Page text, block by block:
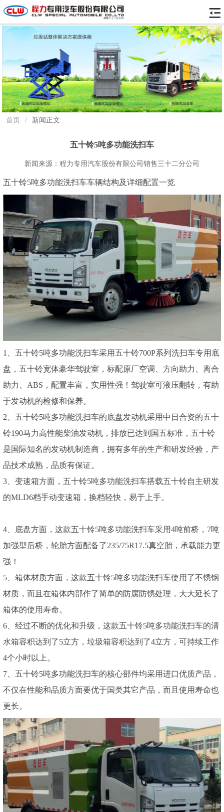
首页 / 新闻正文
五十铃5吨多功能洗扫车
新闻来源：程力专用汽车股份有限公司销售三十二分公司
五十铃5吨多功能洗扫车车辆结构及详细配置一览
1、五十铃5吨多功能洗扫车采用五十铃700P系列洗扫车专用底
盘，五十铃宽体豪华驾驶室，标配原厂空调、方向助力、离合
助力、ABS，配置丰富，实用性强！驾驶室可液压翻转，有助
于发动机的检修和保养。
2、五十铃5吨多功能洗扫车的底盘发动机采用中日合资的五十
铃190马力高性能柴油发动机，排放已达到国五标准，五十铃
是国际知名的发动机制造商，拥有多年的生产和研发经验，产
品技术成熟，品质有保证。
3、变速箱方面，五十铃5吨多功能洗扫车搭载五十铃自主研发
的MLD6档手动变速箱，换档轻快，易于上手。
4、底盘方面，这款五十铃5吨多功能洗扫车采用4吨前桥，7吨
加强型后桥，轮胎方面配备了235/75R17.5真空胎，承载能力更
强！
5、箱体材质方面，这款五十铃5吨多功能洗扫车使用了不锈钢
材质，而且在箱体内部作了简单的防腐防锈处理，大大延长了
箱体的使用寿命。
6、经过不断的优化和升级，这款五十铃5吨多功能洗扫车的清
水箱容积达到了5立方，垃圾箱容积达到了4立方，可持续工作
4个小时以上。
7、五十铃5吨多功能洗扫车的核心部件均采用进口优质产品，
不仅在性能和品质方面要优于国类其它产品，而且使用寿命也
更长。